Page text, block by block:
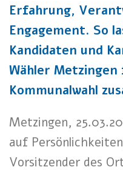
Erfahrung,
Engagement. So
Kandidaten und
Wähler
Kommunalwahl
Metzingen,
auf
Vorsitzender des